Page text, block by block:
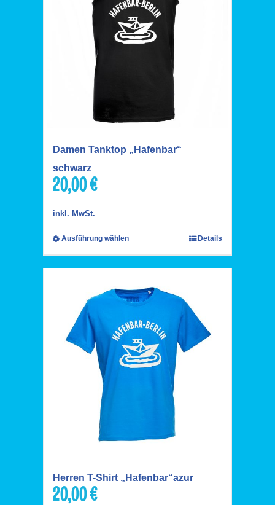
Damen Tanktop „Hafenbar“
schwarz
20,00€
inkl. MwSt.
Ausführung wählen Details
Herren T-Shirt „Hafenbar“azur
20,00€